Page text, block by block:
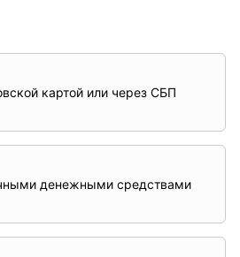
картой или через СБП
денежными средствами